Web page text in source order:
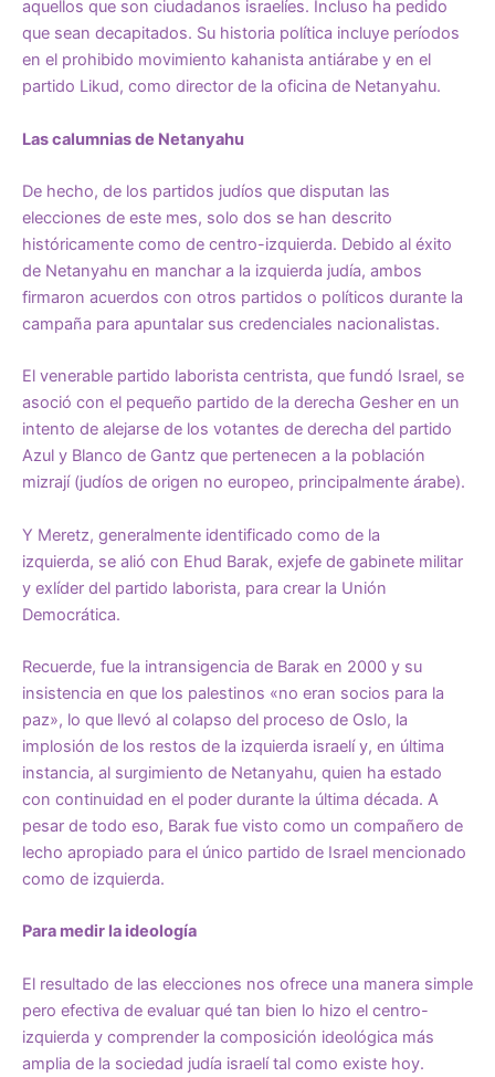
aquellos que son ciudadanos israelíes. Incluso ha pedido
que sean decapitados. Su historia política incluye períodos
en el prohibido movimiento kahanista antiárabe y en el
partido Likud, como director de la oficina de Netanyahu.
Las calumnias de Netanyahu
De hecho, de los partidos judíos que disputan las
elecciones de este mes, solo dos se han descrito
históricamente como de centro-izquierda. Debido al éxito
de Netanyahu en manchar a la izquierda judía, ambos
firmaron acuerdos con otros partidos o políticos durante la
campaña para apuntalar sus credenciales nacionalistas.
El venerable partido laborista centrista, que fundó Israel, se
asoció con el pequeño partido de la derecha Gesher en un
intento de alejarse de los votantes de derecha del partido
Azul y Blanco de Gantz que pertenecen a la población
mizrají (judíos de origen no europeo, principalmente árabe).
Y Meretz, generalmente identificado como de la
izquierda, se alió con Ehud Barak, exjefe de gabinete militar
y exlíder del partido laborista, para crear la Unión
Democrática.
Recuerde, fue la intransigencia de Barak en 2000 y su
insistencia en que los palestinos «no eran socios para la
paz», lo que llevó al colapso del proceso de Oslo, la
implosión de los restos de la izquierda israelí y, en última
instancia, al surgimiento de Netanyahu, quien ha estado
con continuidad en el poder durante la última década. A
pesar de todo eso, Barak fue visto como un compañero de
lecho apropiado para el único partido de Israel mencionado
como de izquierda.
Para medir la ideología
El resultado de las elecciones nos ofrece una manera simple
pero efectiva de evaluar qué tan bien lo hizo el centro-
izquierda y comprender la composición ideológica más
amplia de la sociedad judía israelí tal como existe hoy.